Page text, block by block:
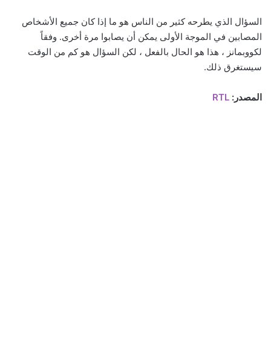
السؤال الذي يطرحه كثير من الناس هو ما إذا كان جميع الأشخاص
المصابين في الموجة الأولى يمكن أن يصابوا مرة أخرى. وفقاً
لكووبمانز ، هذا هو الحال بالفعل ، لكن السؤال هو كم من الوقت
سيستغرق ذلك.
المصدر: RTL